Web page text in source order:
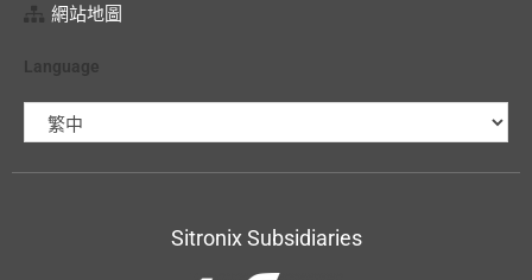
網站地圖
Language
Sitronix Subsidiaries